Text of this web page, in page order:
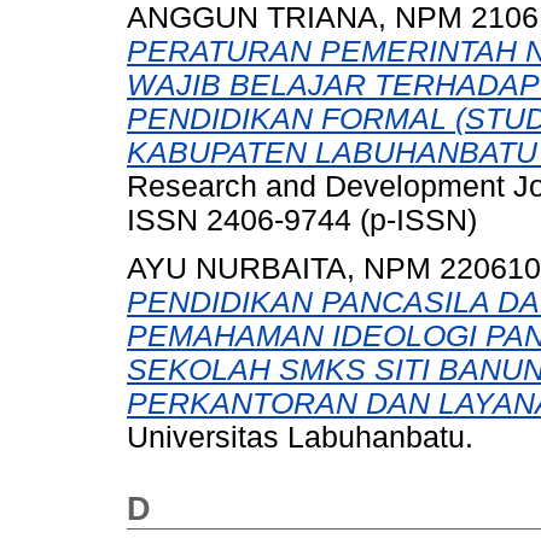
ANGGUN TRIANA, NPM
PERATURAN PEMERINTAH
WAJIB BELAJAR
PENDIDIKAN FORMAL
KABUPATEN
Research and Development
ISSN 2406-9744 (p-ISSN)
AYU NURBAITA, NPM
PENDIDIKAN PANCASILA
PEMAHAMAN IDEOLOGI
SEKOLAH SMKS SITI
PERKANTORAN DAN
Universitas Labuhanbatu.
D